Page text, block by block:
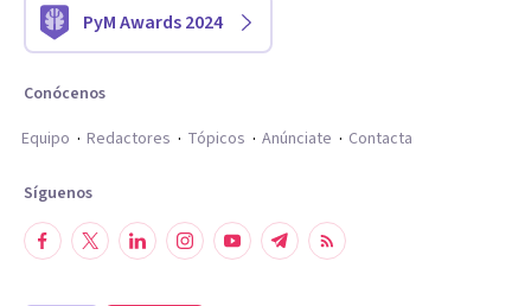
PyM Awards 2024
Conócenos
Equipo
Redactores Tópicos Anúnciate Contacta
Síguenos